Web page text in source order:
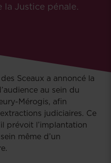
Justice pénale.
Sceaux a annoncé la
au sein du
Mérogis, afin
judiciaires. Ce
prévoit l’implantation
même d’un